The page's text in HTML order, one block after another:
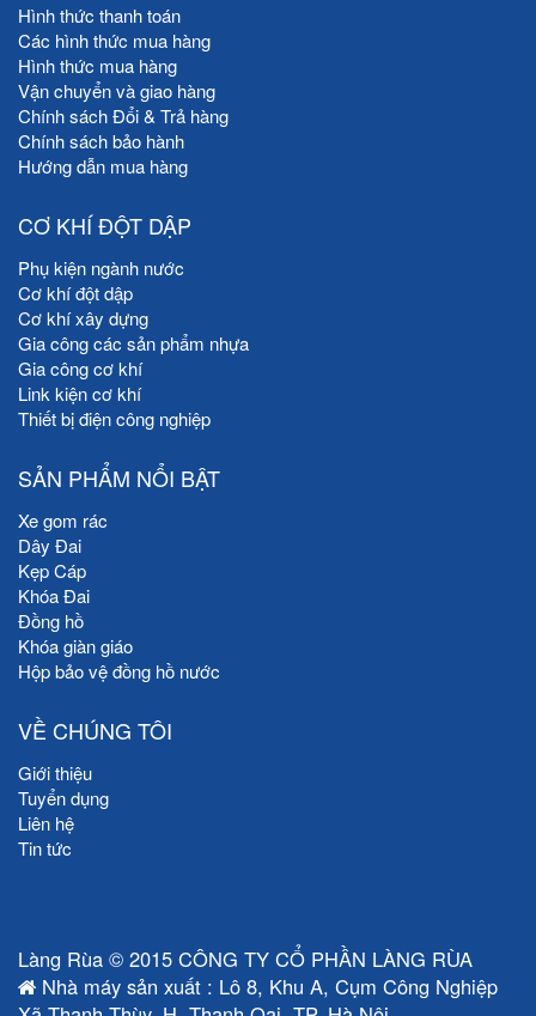
Hình thức thanh toán
Các hình thức mua hàng
Hình thức mua hàng
Vận chuyển và giao hàng
Chính sách Đổi & Trả hàng
Chính sách bảo hành
Hướng dẫn mua hàng
CƠ KHÍ ĐỘT DẬP
Phụ kiện ngành nước
Cơ khí đột dập
Cơ khí xây dựng
Gia công các sản phẩm nhựa
Gia công cơ khí
Link kiện cơ khí
Thiết bị điện công nghiệp
SẢN PHẨM NỔI BẬT
Xe gom rác
Dây Đai
Kẹp Cáp
Khóa Đai
Đồng hồ
Khóa giàn giáo
Hộp bảo vệ đồng hồ nước
VỀ CHÚNG TÔI
Giới thiệu
Tuyển dụng
Liên hệ
Tin tức
Làng Rùa © 2015 CÔNG TY CỔ PHẦN LÀNG RÙA
Nhà máy sản xuất : Lô 8, Khu A, Cụm Công Nghiệp